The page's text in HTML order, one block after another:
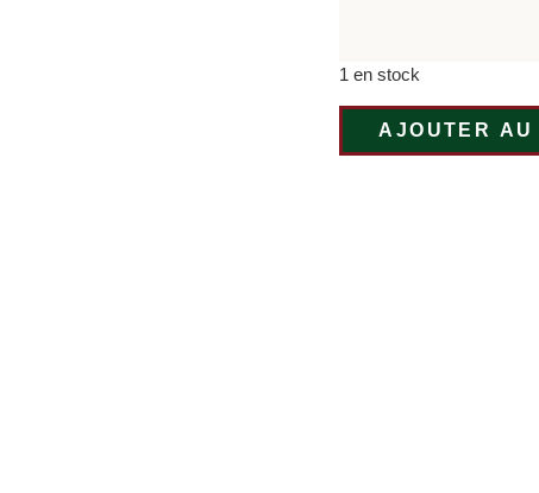
1 en stock
AJOUTER AU